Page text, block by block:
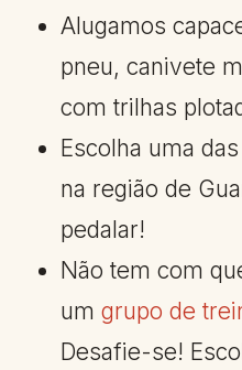
Alugamos
pneu, canivete
com trilhas
Escolha uma das
na região de
pedalar!
Não tem com
um grupo de
Desafie-se!